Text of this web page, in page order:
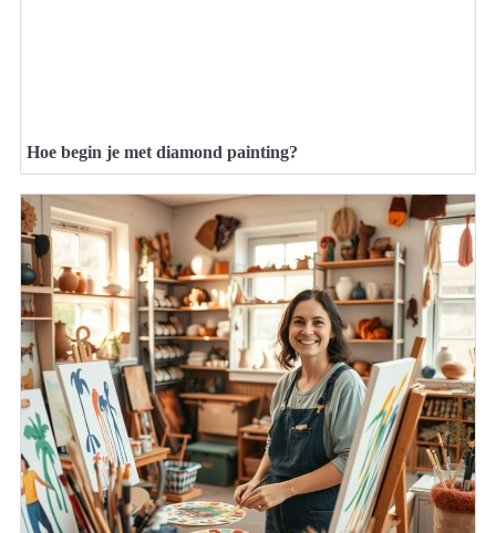
Hoe begin je met diamond painting?